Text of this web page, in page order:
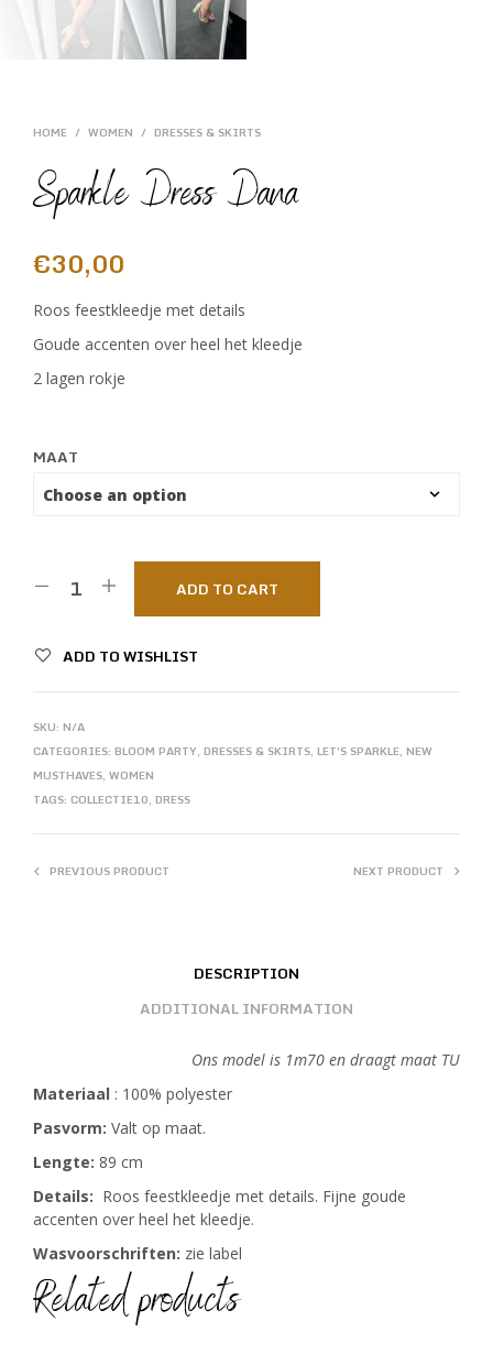
HOME / WOMEN / DRESSES & SKIRTS
Sparkle Dress Dana
€30,00
Roos feestkleedje met details
Goude accenten over heel het kleedje
2 lagen rokje
MAAT
ADD TO CART
ADD TO WISHLIST
SKU: N/A
CATEGORIES: BLOOM PARTY, DRESSES & SKIRTS, LET'S SPARKLE, NEW
MUSTHAVES, WOMEN
TAGS: COLLECTIE10, DRESS
PREVIOUS PRODUCT NEXT PRODUCT
DESCRIPTION
ADDITIONAL INFORMATION
Ons model is 1m70 en draagt maat TU
Materiaal : 100% polyester
Pasvorm: Valt op maat.
Lengte: 89 cm
Details: Roos feestkleedje met details. Fijne goude
accenten over heel het kleedje.
Wasvoorschriften: zie label
Related products